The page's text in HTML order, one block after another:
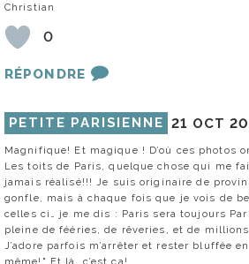
Christian
0
RÉPONDRE
PETITE PARISIENNE 21 OCT
Magnifique! Et magique ! D’où ces photos
Les toits de Paris, quelque chose qui me
jamais réalisé!!! Je suis originaire de
gonfle, mais à chaque fois que je vois de
celles ci… je me dis : Paris sera toujours
pleine de fééries, de rêveries, et de millions
J’adore parfois m’arrêter et rester bluffée